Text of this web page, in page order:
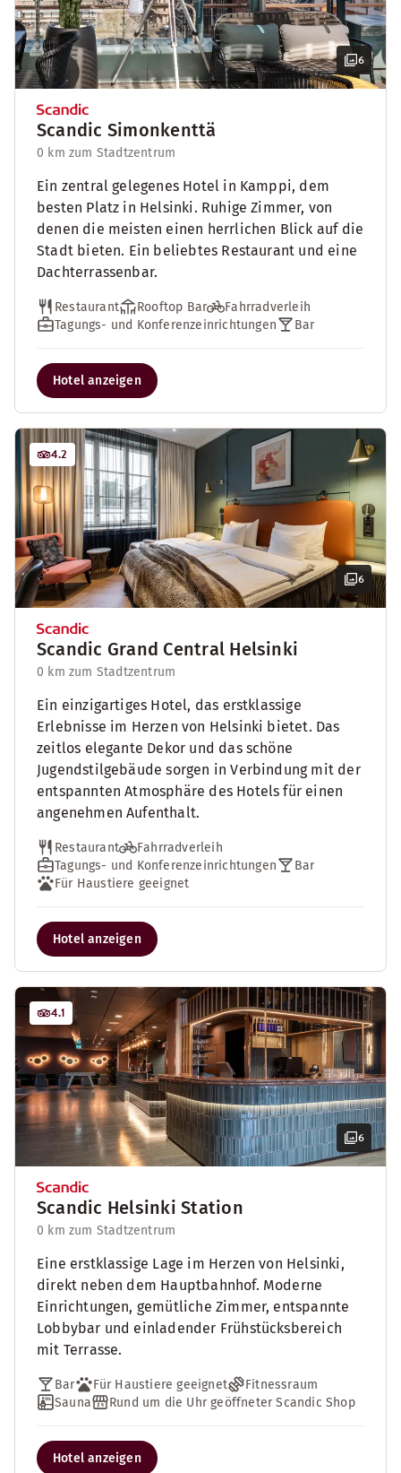
6
Scandic Simonkenttä
0 km zum Stadtzentrum
Ein zentral gelegenes Hotel in Kamppi, dem
besten Platz in Helsinki. Ruhige Zimmer, von
denen die meisten einen herrlichen Blick auf die
Stadt bieten. Ein beliebtes Restaurant und eine
Dachterrassenbar.
Restaurant Rooftop Bar
Fahrradverleih
Tagungs- und Konferenzeinrichtungen
Bar
Hotel anzeigen
6
4.2
Scandic Grand Central Helsinki
0 km zum Stadtzentrum
Ein einzigartiges Hotel, das erstklassige
Erlebnisse im Herzen von Helsinki bietet. Das
zeitlos elegante Dekor und das schöne
Jugendstilgebäude sorgen in Verbindung mit der
entspannten Atmosphäre des Hotels für einen
angenehmen Aufenthalt.
Restaurant
Fahrradverleih
Tagungs- und Konferenzeinrichtungen
Bar
Für Haustiere geeignet
Hotel anzeigen
6
4.1
Scandic Helsinki Station
0 km zum Stadtzentrum
Eine erstklassige Lage im Herzen von Helsinki,
direkt neben dem Hauptbahnhof. Moderne
Einrichtungen, gemütliche Zimmer, entspannte
Lobbybar und einladender Frühstücksbereich
mit Terrasse.
Bar Für Haustiere geeignet
Fitnessraum
Sauna
Rund um die Uhr geöffneter Scandic Shop
Hotel anzeigen